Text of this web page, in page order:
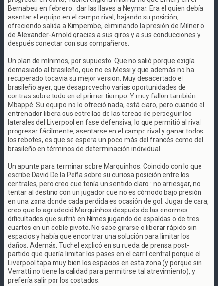
Bernabeu en febrero : dar las llaves a Neymar. Era el quien debía
asentar el equipo en el campo rival, bajando su posición,
ofreciendo salida a Kimpembe, eliminando la presión de Milner o
de Alexander-Arnold gracias a sus giros y a sus conducciones y
después conectar con sus compañeros.
Un plan de mínimos, por supuesto. Que no salió porque exigía
demasiado al brasileño, que no es Messi y que además no ha
recuperado todavía su mejor versión. Muy desacertado el
brasileño ayer, que desaprovechó varias oportunidades de
contras sobre todo en el primer tiempo. Y muy fallón también
Mbappé. Su equipo no lo ofreció nada, está claro, pero cuando el
entrenador libera sus estrellas de las tareas de perseguir los
laterales del Liverpool en fase defensiva, lo que permitió al rival
progresar fácilmente, asentarse en el campo rival y ganar todos
los rebotes, es que se espera un poco más del francés como del
brasileño en términos de determinación individual.
Un apunte para terminar sobre Marquinhos. Coincido con lo que
escribe David De la Peña sobre su curiosa posición entre los
centrales, pero creo que tenía un sentido claro : no arriesgar, no
tentar al destino con un jugador que no es cómodo bajo presión
en una zona donde cada perdida es ocasión de gol. Jugar de cara,
creo que lo agradeció Marquinhos después de las enormes
dificultades que sufrió en Nîmes jugando de espaldas o de tres
cuartos en un doble pivote. No sabe girarse o liberar rápido sin
espacios y había que encontrar una solución para limitar los
daños. Además, Tuchel explicó en su rueda de prensa post-
partido que quería limitar los pases en el carril central porque el
Liverpool tapa muy bien los espacios en esta zona (y porque sin
Verratti no tiene la calidad para permitirse tal atrevimiento), y
prefería salir por los costados.